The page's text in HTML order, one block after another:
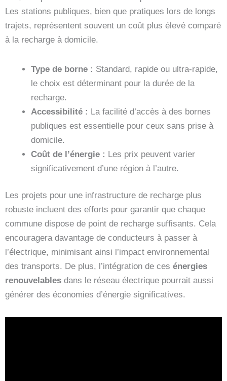
Les stations publiques, bien que pratiques lors de longs
trajets, représentent souvent un coût plus élevé comparé
à la recharge à domicile.
Type de borne : Standard, rapide ou ultra-rapide,
le choix est déterminant pour la durée de la
recharge.
Accessibilité : La facilité d’accès à des bornes
publiques est essentielle pour ceux sans prise à
domicile.
Coût de l’énergie : Les prix peuvent varier
significativement d’une région à l’autre.
Les projets pour une infrastructure de recharge plus
robuste incluent des efforts pour garantir que chaque
commune dispose de point de recharge suffisants. Cela
encouragera davantage de conducteurs à passer à
l’électrique, minimisant ainsi l’impact environnemental
des transports. De plus, l’intégration de ces énergies
renouvelables dans le réseau électrique pourrait aussi
générer des économies d’énergie significatives.